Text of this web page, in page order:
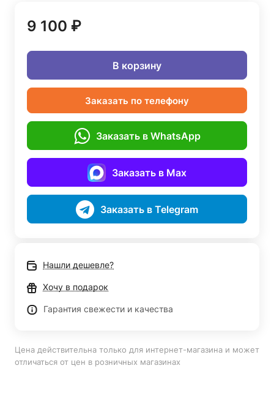
9 100 ₽
В корзину
Заказать по телефону
Заказать в WhatsApp
Заказать в Max
Заказать в Telegram
Нашли дешевле?
Хочу в подарок
Гарантия свежести и качества
Цена действительна только для интернет-магазина и может
отличаться от цен в розничных магазинах